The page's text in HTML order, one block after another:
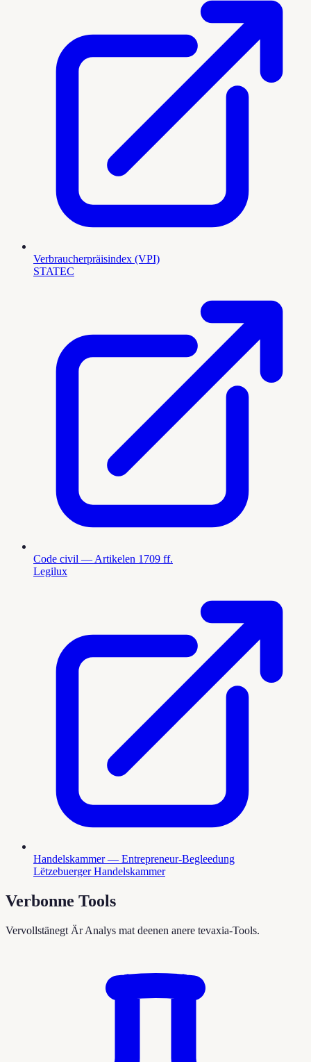
Verbraucherpräisindex (VPI)
STATEC
Code civil — Artikelen 1709 ff.
Legilux
Handelskammer — Entrepreneur-Begleedung
Lëtzebuerger Handelskammer
Verbonne Tools
Vervollstänegt Är Analys mat deenen anere tevaxia-Tools.